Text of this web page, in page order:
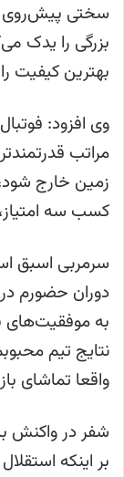
سختی پیش‌روی
بزرگی را یدک
بهترین کیفیت
وی افزود:
مراتب
زمین خارج
کسب سه
سرمربی اسبق
دوران حضورم
به موفقیت‌های
نتایج تیم
واقعا تماشای
شفر در واکنش
بر اینکه